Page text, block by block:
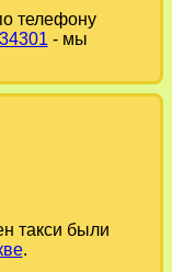
телефону
- мы
такси были
.